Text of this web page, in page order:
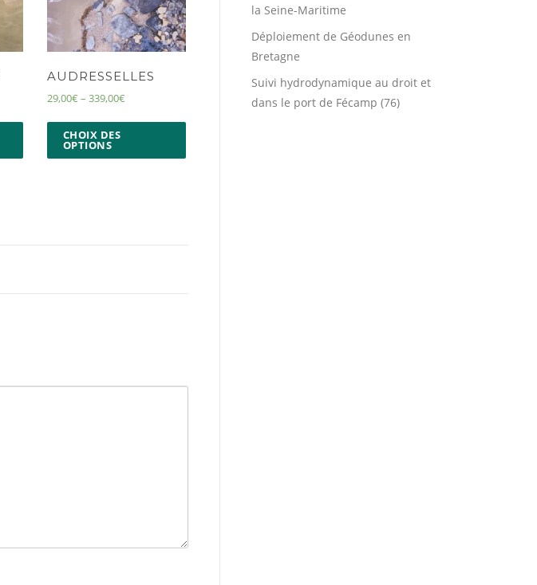
AUDRESSELLES
29,00€ – 339,00€
CHOIX DES
OPTIONS
la Seine-Maritime
Déploiement de Géodunes en
Bretagne
Suivi hydrodynamique au droit et
dans le port de Fécamp (76)